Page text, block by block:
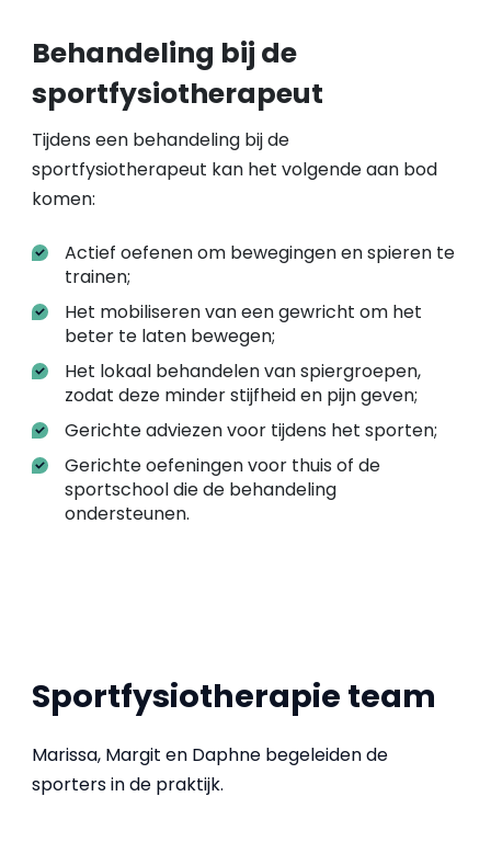
Behandeling bij de
sportfysiotherapeut
Tijdens een behandeling bij de
sportfysiotherapeut kan het volgende aan bod
komen:
Actief oefenen om bewegingen en spieren te
trainen;
Het mobiliseren van een gewricht om het
beter te laten bewegen;
Het lokaal behandelen van spiergroepen,
zodat deze minder stijfheid en pijn geven;
Gerichte adviezen voor tijdens het sporten;
Gerichte oefeningen voor thuis of de
sportschool die de behandeling
ondersteunen.
Sportfysiotherapie team
Marissa, Margit en Daphne begeleiden de
sporters in de praktijk.